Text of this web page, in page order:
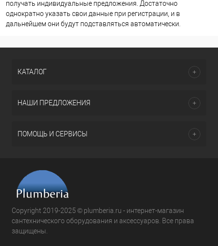
получать индивидуальные предложения. Достаточно
однократно указать свои данные при регистрации, и в
дальнейшем они будут подставляться автоматически.
КАТАЛОГ
НАШИ ПРЕДЛОЖЕНИЯ
ПОМОЩЬ И СЕРВИСЫ
Copyright 2019-2025 © plumberia.ru - интернет-магазин
сантехнического оборудования и аксессуаров. Все права
защищены.